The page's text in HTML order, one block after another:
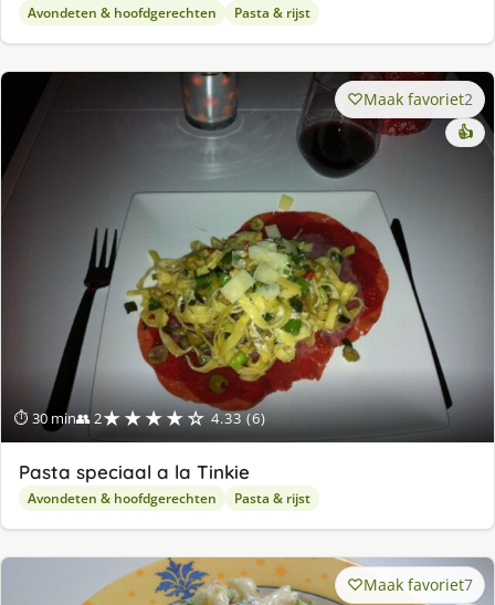
Avondeten & hoofdgerechten Pasta & rijst
⏱ 30 min👥 2★★★★☆ 4.33 (6)
Maak favoriet2
👍
Pasta speciaal a la Tinkie
Avondeten & hoofdgerechten Pasta & rijst
Maak favoriet7